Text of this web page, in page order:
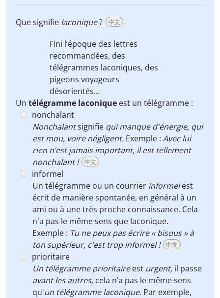
Que signifie laconique? 中文
Fini l’époque des lettres
recommandées, des
télégrammes laconiques, des
pigeons voyageurs
désorientés…
Un télégramme laconique est un télégramme :
nonchalant
Nonchalantsignifie qui manque d'énergie, qui
est mou, voire négligent. Exemple : Avec lui
rien n’est jamais important, il est tellement
nonchalant ! 中文
informel
Un télégramme ou un courrier informelest
écrit de manière spontanée, en général à un
ami ou à une très proche connaissance. Cela
n'a pas le même sens que laconique.
Exemple : Tu ne peux pas écrire « bisous » à
ton supérieur, c'est trop informel !
中文
prioritaire
Un télégramme prioritaireest urgent, il passe
avant les autres, cela n’a pas le même sens
qu'un télégramme laconique. Par exemple,